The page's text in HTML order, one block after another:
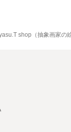
shop（抽象画家の